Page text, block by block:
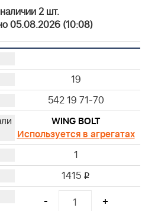
2 шт.
05.08.2026 (10:08)
19
542 19 71-70
WING BOLT
Используется в агрегатах
1
1415 i
- +